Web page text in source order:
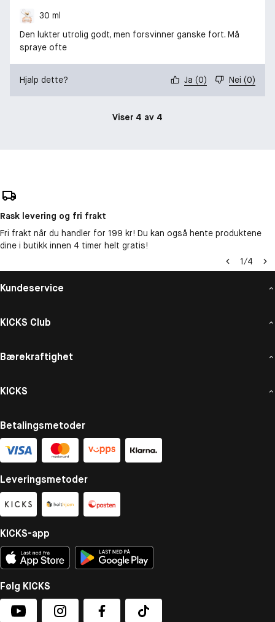
30 ml
Den lukter utrolig godt, men forsvinner ganske fort. Må
spraye ofte
Hjalp dette? Ja (0) Nei (0)
Viser 4 av 4
Rask levering og fri frakt
Fri frakt når du handler for 199 kr! Du kan også hente produktene
dine i butikk innen 4 timer helt gratis!
1/4
Kundeservice
KICKS Club
Bærekraftighet
KICKS
Betalingsmetoder
Leveringsmetoder
KICKS-app
Følg KICKS